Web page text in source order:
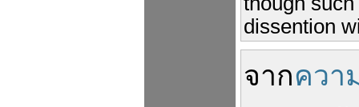
dissention
จากควา